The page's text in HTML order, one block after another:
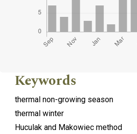
Keywords
thermal non-growing season
thermal winter
Huculak and Makowiec method